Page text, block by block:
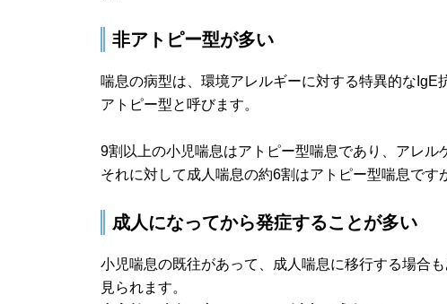
非アトピー型が多い
喘息の病型は、環境アレルギーに対する特異的な
アトピー型と呼びます。
9割以上の小児喘息はアトピー型喘息であり、アレル
それに対して成人喘息の約6割はアトピー型喘息です
成人になってから発症することが多い
小児喘息の既往があって、成人喘息に移行する場合
見られます。